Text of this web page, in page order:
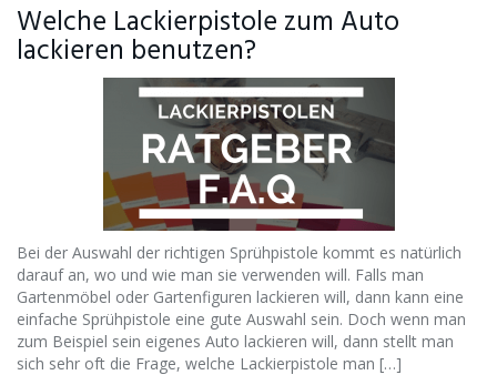
Welche Lackierpistole zum Auto
lackieren benutzen?
Bei der Auswahl der richtigen Sprühpistole kommt es natürlich
darauf an, wo und wie man sie verwenden will. Falls man
Gartenmöbel oder Gartenfiguren lackieren will, dann kann eine
einfache Sprühpistole eine gute Auswahl sein. Doch wenn man
zum Beispiel sein eigenes Auto lackieren will, dann stellt man
sich sehr oft die Frage, welche Lackierpistole man […]